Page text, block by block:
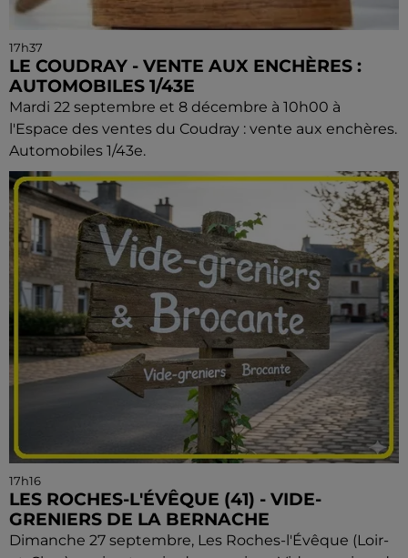
17h37
LE COUDRAY - VENTE AUX ENCHÈRES :
AUTOMOBILES 1/43E
Mardi 22 septembre et 8 décembre à 10h00 à
l'Espace des ventes du Coudray : vente aux enchères.
Automobiles 1/43e.
17h16
LES ROCHES-L'ÉVÊQUE (41) - VIDE-
GRENIERS DE LA BERNACHE
Dimanche 27 septembre, Les Roches-l'Évêque (Loir-